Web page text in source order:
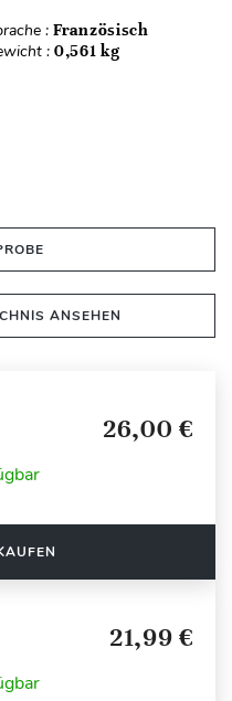
: Französisch
: 0,561 kg
ANSEHEN
26,00 €
21,99 €